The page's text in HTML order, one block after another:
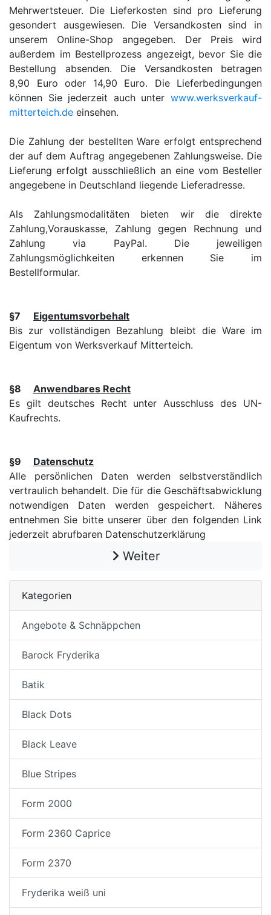
Mehrwertsteuer. Die Lieferkosten sind pro Lieferung
gesondert ausgewiesen. Die Versandkosten sind in
unserem Online-Shop angegeben. Der Preis wird
außerdem im Bestellprozess angezeigt, bevor Sie die
Bestellung absenden. Die Versandkosten betragen
8,90 Euro oder 14,90 Euro. Die Lieferbedingungen
können Sie jederzeit auch unter www.werksverkauf-
mitterteich.de einsehen.
Die Zahlung der bestellten Ware erfolgt entsprechend
der auf dem Auftrag angegebenen Zahlungsweise. Die
Lieferung erfolgt ausschließlich an eine vom Besteller
angegebene in Deutschland liegende Lieferadresse.
Als Zahlungsmodalitäten bieten wir die direkte
Zahlung,Vorauskasse, Zahlung gegen Rechnung und
Zahlung via PayPal. Die jeweiligen
Zahlungsmöglichkeiten erkennen Sie im
Bestellformular.
§7
Eigentumsvorbehalt
Bis zur vollständigen Bezahlung bleibt die Ware im
Eigentum von Werksverkauf Mitterteich.
§8
Anwendbares Recht
Es gilt deutsches Recht unter Ausschluss des UN-
Kaufrechts.
§9
Datenschutz
Alle persönlichen Daten werden selbstverständlich
vertraulich behandelt. Die für die Geschäftsabwicklung
notwendigen Daten werden gespeichert. Näheres
entnehmen Sie bitte unserer über den folgenden Link
jederzeit abrufbaren Datenschutzerklärung
Weiter
Kategorien
Angebote & Schnäppchen
Barock Fryderika
Batik
Black Dots
Black Leave
Blue Stripes
Form 2000
Form 2360 Caprice
Form 2370
Fryderika weiß uni